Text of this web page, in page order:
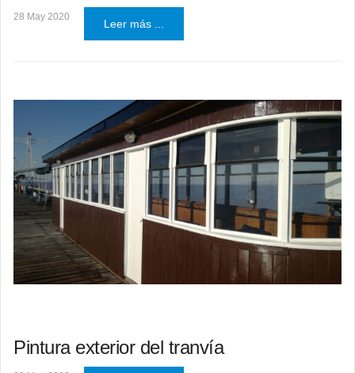
28 May 2020
Leer más ...
Pintura exterior del tranvía